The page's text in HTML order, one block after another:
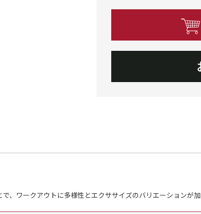
、ワークアウトに多様性とエクササイズのバリエーションが加